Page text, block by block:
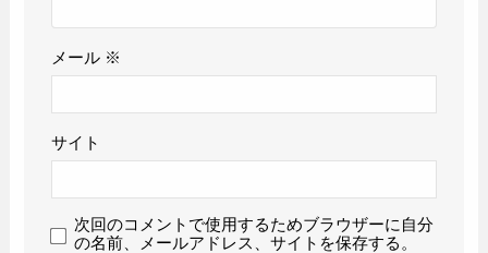
メール ※
サイト
次回のコメントで使用するためブラウザーに自分
の名前、メールアドレス、サイトを保存する。